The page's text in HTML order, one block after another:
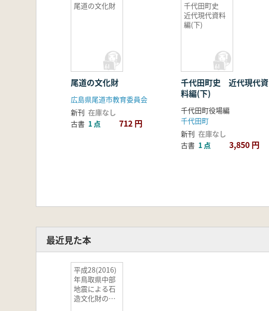
尾道の文化財
尾道の文化財
広島県尾道市教育委員会
新刊 在庫なし
古書 1 点 712 円
千代田町史
近代現代資料
編(下)
千代田町史 近代現代資
料編(下)
千代田町役場編
千代田町
新刊 在庫なし
古書 1 点 3,850 円
最近見た本
平成28(2016)
年鳥取県中部
地震による石
造文化財の被